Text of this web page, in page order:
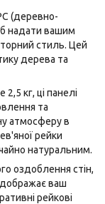
(деревно-
надати вашим
стиль. Цей
дерева та
кг, ці панелі
та
атмосферу в
рейки
натуральним.
оздоблення стін,
ваш
рейкові